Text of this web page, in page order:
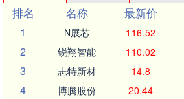
排名
名称 最新价
1
N展芯 116.52
2 锐翔智能 110.02
3 志特新材 14.8
4 博腾股份 20.44